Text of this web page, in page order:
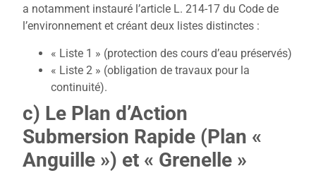
a notamment instauré l’article L. 214-17 du Code de
l’environnement et créant deux listes distinctes :
« Liste 1 » (protection des cours d’eau préservés)
« Liste 2 » (obligation de travaux pour la
continuité).
c) Le Plan d’Action
Submersion Rapide (Plan «
Anguille ») et « Grenelle »